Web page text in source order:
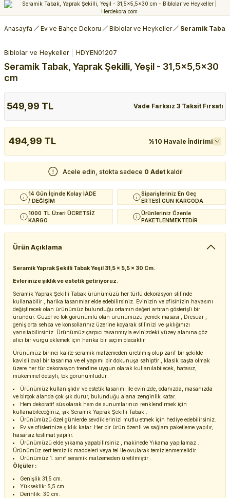
Anasayfa Ev ve Bahçe Dekoru Biblolar ve Heykeller Seramik
Biblolar ve Heykeller HDYEN01207
Seramik Tabak, Yaprak Şekilli, Yeşil - 31,5x5,5x30
cm
549,99 TL Vade Farksız 3 Taksit Fırsatı
494,99 TL %10 Havale İndirimi
Acele edin, stokta sadece 0 Adet kaldı!
14 Gün İçinde Kolay İADE
/ DEĞİŞİM
Siparişleriniz En Geç
ERTESİ GÜN KARGODA
1000 TL Üzeri ÜCRETSİZ
KARGO
Ürünleriniz Özenle
PAKETLENMEKTEDİR
Ürün Açıklama
Seramik Yaprak Şekilli Tabak Yeşil 31,5 x 5,5 x 30 Cm.
Evlerinize şıklık ve estetik getiriyoruz.
Seramik Yaprak Şekilli Tabak ürünümüzü her türlü dekorasyon stilinde
kullanabilir , harika tasarımlar elde edebilirsiniz. Evinizin ve ofisinizin havasını
değiştirecek olan ürünümüz bulunduğu ortamın değeri artıran gösterişli bir
üründür. Güzel ve tok görünümlü olan ürünümüzü yemek masası , Dresuar ,
geniş orta sehpa ve konsollarınız üzerine koyarak stilinizi ve şıklığınızı
yansıtabilirsiniz. Ürünümüz çarpıcı tasarımıyla evinizdeki yüzey alanına göz
alıcı bir vurgu eklemek için harika bir seçim olacaktır.
Ürünümüz birinci kalite seramik malzemeden üretilmiş olup zarif bir şekilde
kavisli oval bir tasarıma ve el yapımı bir dokunuşa sahiptir , klasik başta olmak
üzere her tür dekorasyon trendine uygun olarak kullanılabilecek, hatasız,
mükemmel detaylı, tok görünümlüdür.
Ürünümüz kullanışlıdır ve estetik tasarımı ile evinizde, odanızda, masanızda
ve birçok alanda çok şık durur, bulunduğu alana zenginlik katar.
Hem dekoratif süs olarak hem de sunumlarınızı renklendirmek için
kullanabileceğiniz, şık Seramik Yaprak Şekilli Tabak .
Ürünümüzü özel günlerde sevdiklerinizi mutlu etmek için hediye edebilirsiniz.
Ev ve ofislerinize şıklık katar. Her bir ürün özenli ve sağlam paketleme yapılır,
hasarsız teslimat yapılır.
Ürünümüzü elde yıkama yapabilirsiniz , makinede Yıkama yapılamaz .
Ürünümüz sert temizlik maddeleri veya tel ile ovularak temizlenmemelidir.
Ürünümüz 1. sınıf seramik malzemeden üretilmiştir .
Ölçüler :
Genişlik 31,5 cm.
Yükseklik: 5,5 cm.
Derinlik: 30 cm.